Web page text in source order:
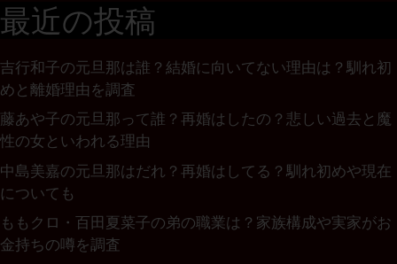
最近の投稿
吉行和子の元旦那は誰？結婚に向いてない理由は？馴れ初
めと離婚理由を調査
藤あや子の元旦那って誰？再婚はしたの？悲しい過去と魔
性の女といわれる理由
中島美嘉の元旦那はだれ？再婚はしてる？馴れ初めや現在
についても
ももクロ・百田夏菜子の弟の職業は？家族構成や実家がお
金持ちの噂を調査